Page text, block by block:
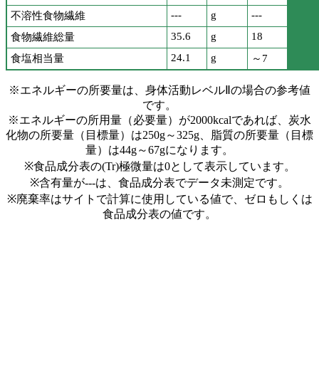
不溶性食物繊維
--- g
---
食物繊維総量
35.6 g
18
食塩相当量
24.1 g ～7
※エネルギーの所要量は、身体活動レベルⅡの場合の参考値
です。
※エネルギーの所用量（必要量）が2000kcalであれば、炭水
化物の所要量（目標量）は250g～325g、脂質の所要量（目標
量）は44g～67gになります。
※食品成分表の(Tr)極微量は0として表示しています。
※含有量が---は、食品成分表でデータ未測定です。
※廃棄率はサイトで計算に使用している値で、ゼロもしくは
食品成分表の値です。